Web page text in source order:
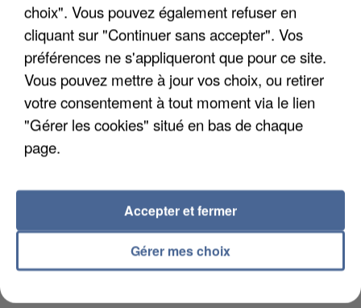
VISÉS PAR DES INGÉRENCES...
choix". Vous pouvez également refuser en
cliquant sur "Continuer sans accepter". Vos
préférences ne s'appliqueront que pour ce site.
Vous pouvez mettre à jour vos choix, ou retirer
votre consentement à tout moment via le lien
"Gérer les cookies" situé en bas de chaque
page.
Gérer mes choix
Accepter et fermer